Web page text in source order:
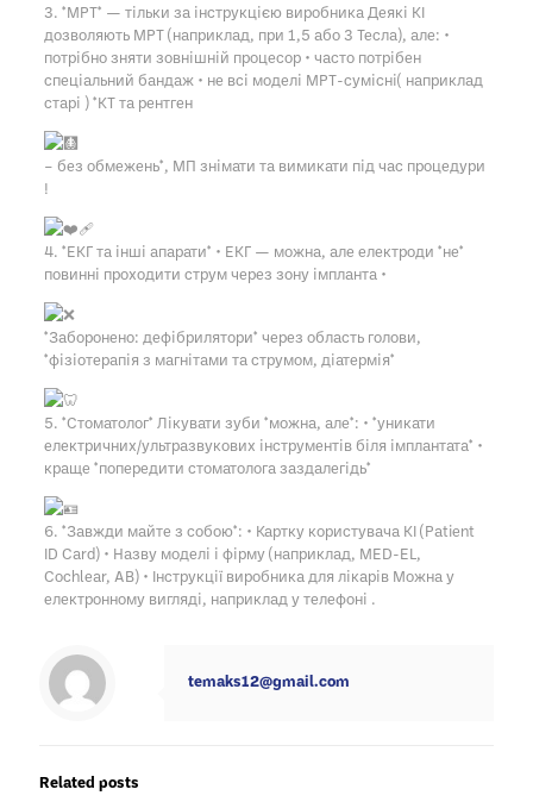
3. *МРТ* — тільки за інструкцією виробника Деякі КІ
дозволяють МРТ (наприклад, при 1,5 або 3 Тесла), але: •
потрібно зняти зовнішній процесор • часто потрібен
спеціальний бандаж • не всі моделі МРТ-сумісні( наприклад
старі ) *КТ та рентген
– без обмежень*, МП знімати та вимикати під час процедури
!
4. *ЕКГ та інші апарати* • ЕКГ — можна, але електроди *не*
повинні проходити струм через зону імпланта •
*Заборонено: дефібрилятори* через область голови,
*фізіотерапія з магнітами та струмом, діатермія*
5. *Стоматолог* Лікувати зуби *можна, але*: • *уникати
електричних/ультразвукових інструментів біля імплантата* •
краще *попередити стоматолога заздалегідь*
6. *Завжди майте з собою*: • Картку користувача КІ (Patient
ID Card) • Назву моделі і фірму (наприклад, MED-EL,
Cochlear, AB) • Інструкції виробника для лікарів Можна у
електронному вигляді, наприклад у телефоні .
temaks12@gmail.com
Related posts